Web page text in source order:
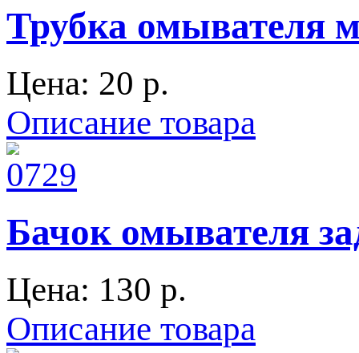
Трубка омывателя
Цена: 20 p.
Описание товара
Бачок омывателя
Цена: 130 p.
Описание товара